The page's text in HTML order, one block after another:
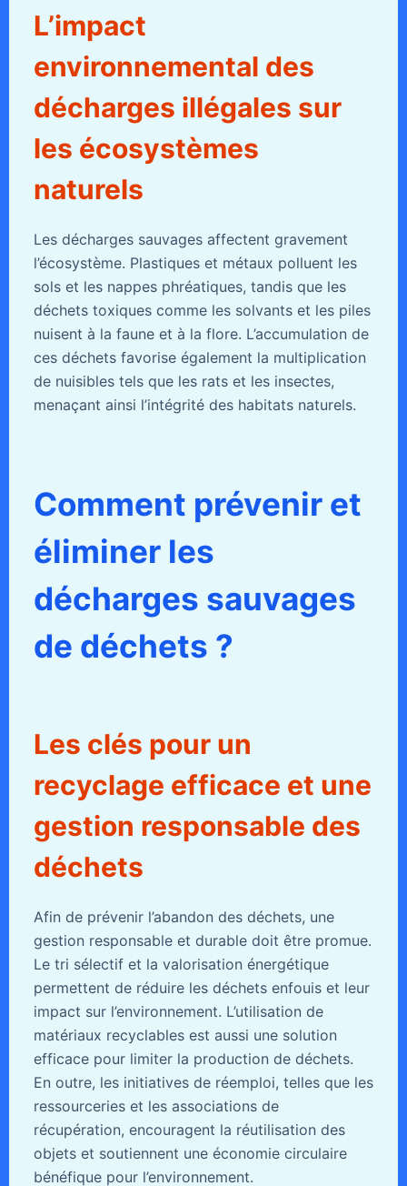
L’impact
environnemental des
décharges illégales sur
les écosystèmes
naturels
Les décharges sauvages affectent gravement
l’écosystème. Plastiques et métaux polluent les
sols et les nappes phréatiques, tandis que les
déchets toxiques comme les solvants et les piles
nuisent à la faune et à la flore. L’accumulation de
ces déchets favorise également la multiplication
de nuisibles tels que les rats et les insectes,
menaçant ainsi l’intégrité des habitats naturels.
Comment prévenir et
éliminer les
décharges sauvages
de déchets ?
Les clés pour un
recyclage efficace et une
gestion responsable des
déchets
Afin de prévenir l’abandon des déchets, une
gestion responsable et durable doit être promue.
Le tri sélectif et la valorisation énergétique
permettent de réduire les déchets enfouis et leur
impact sur l’environnement. L’utilisation de
matériaux recyclables est aussi une solution
efficace pour limiter la production de déchets.
En outre, les initiatives de réemploi, telles que les
ressourceries et les associations de
récupération, encouragent la réutilisation des
objets et soutiennent une économie circulaire
bénéfique pour l’environnement.